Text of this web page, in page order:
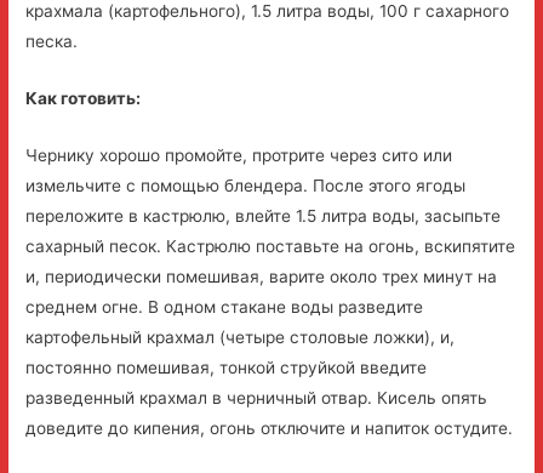
крахмала (картофельного), 1.5 литра воды, 100 г сахарного
песка.
Как готовить:
Чернику хорошо промойте, протрите через сито или
измельчите с помощью блендера. После этого ягоды
переложите в кастрюлю, влейте 1.5 литра воды, засыпьте
сахарный песок. Кастрюлю поставьте на огонь, вскипятите
и, периодически помешивая, варите около трех минут на
среднем огне. В одном стакане воды разведите
картофельный крахмал (четыре столовые ложки), и,
постоянно помешивая, тонкой струйкой введите
разведенный крахмал в черничный отвар. Кисель опять
доведите до кипения, огонь отключите и напиток остудите.